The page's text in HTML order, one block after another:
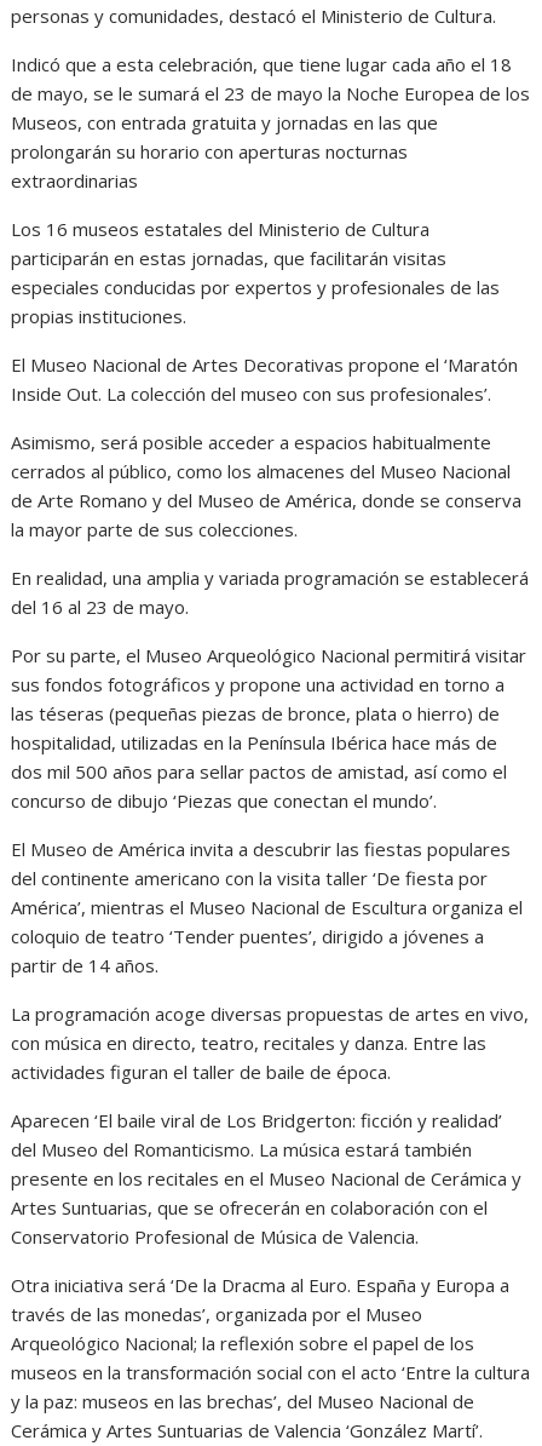
personas y comunidades, destacó el Ministerio de Cultura.
Indicó que a esta celebración, que tiene lugar cada año el 18
de mayo, se le sumará el 23 de mayo la Noche Europea de los
Museos, con entrada gratuita y jornadas en las que
prolongarán su horario con aperturas nocturnas
extraordinarias
Los 16 museos estatales del Ministerio de Cultura
participarán en estas jornadas, que facilitarán visitas
especiales conducidas por expertos y profesionales de las
propias instituciones.
El Museo Nacional de Artes Decorativas propone el ‘Maratón
Inside Out. La colección del museo con sus profesionales’.
Asimismo, será posible acceder a espacios habitualmente
cerrados al público, como los almacenes del Museo Nacional
de Arte Romano y del Museo de América, donde se conserva
la mayor parte de sus colecciones.
En realidad, una amplia y variada programación se establecerá
del 16 al 23 de mayo.
Por su parte, el Museo Arqueológico Nacional permitirá visitar
sus fondos fotográficos y propone una actividad en torno a
las téseras (pequeñas piezas de bronce, plata o hierro) de
hospitalidad, utilizadas en la Península Ibérica hace más de
dos mil 500 años para sellar pactos de amistad, así como el
concurso de dibujo ‘Piezas que conectan el mundo’.
El Museo de América invita a descubrir las fiestas populares
del continente americano con la visita taller ‘De fiesta por
América’, mientras el Museo Nacional de Escultura organiza el
coloquio de teatro ‘Tender puentes’, dirigido a jóvenes a
partir de 14 años.
La programación acoge diversas propuestas de artes en vivo,
con música en directo, teatro, recitales y danza. Entre las
actividades figuran el taller de baile de época.
Aparecen ‘El baile viral de Los Bridgerton: ficción y realidad’
del Museo del Romanticismo. La música estará también
presente en los recitales en el Museo Nacional de Cerámica y
Artes Suntuarias, que se ofrecerán en colaboración con el
Conservatorio Profesional de Música de Valencia.
Otra iniciativa será ‘De la Dracma al Euro. España y Europa a
través de las monedas’, organizada por el Museo
Arqueológico Nacional; la reflexión sobre el papel de los
museos en la transformación social con el acto ‘Entre la cultura
y la paz: museos en las brechas’, del Museo Nacional de
Cerámica y Artes Suntuarias de Valencia ‘González Martí’.